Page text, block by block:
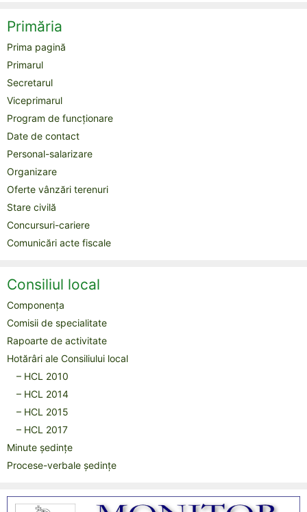
Primăria
Prima pagină
Primarul
Secretarul
Viceprimarul
Program de funcționare
Date de contact
Personal-salarizare
Organizare
Oferte vânzări terenuri
Stare civilă
Concursuri-cariere
Comunicări acte fiscale
Consiliul local
Componența
Comisii de specialitate
Rapoarte de activitate
Hotărâri ale Consiliului local
– HCL 2010
– HCL 2014
– HCL 2015
– HCL 2017
Minute ședințe
Procese-verbale ședințe